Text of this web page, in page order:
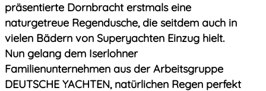
präsentierte Dornbracht erstmals eine
naturgetreue Regendusche, die seitdem auch in
vielen Bädern von Superyachten Einzug hielt.
Nun gelang dem Iserlohner
Familienunternehmen aus der Arbeitsgruppe
DEUTSCHE YACHTEN, natürlichen Regen perfekt